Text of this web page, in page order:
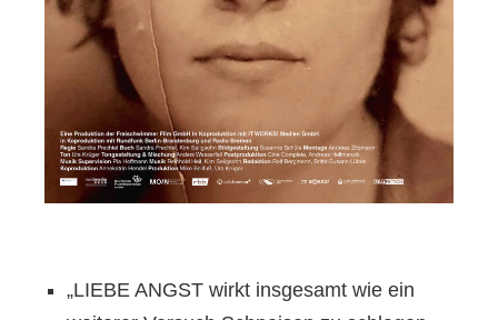
„LIEBE ANGST wirkt insgesamt wie ein